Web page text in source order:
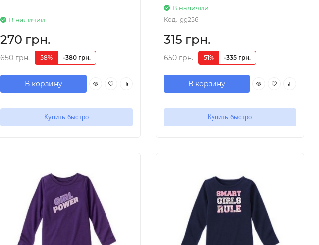
В наличии
270 грн.
650 грн. 58% -380 грн.
В корзину
Купить быстро
В наличии
Код: gg256
315 грн.
650 грн. 51% -335 грн.
В корзину
Купить быстро